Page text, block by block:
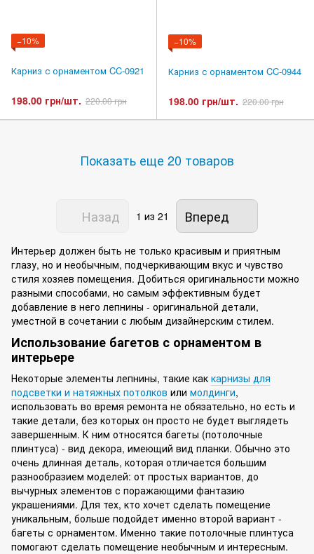
−10%
Карниз с орнаментом CC-0921
198.00 грн/шт. 220.00 грн
−10%
Карниз с орнаментом CC-0944
198.00 грн/шт. 220.00 грн
Показать еще 20 товаров
Назад 1 из 21 Вперед
Интерьер должен быть не только красивым и приятным
глазу, но и необычным, подчеркивающим вкус и чувство
стиля хозяев помещения. Добиться оригинальности можно
разными способами, но самым эффективным будет
добавление в него лепнины - оригинальной детали,
уместной в сочетании с любым дизайнерским стилем.
Использование багетов с орнаментом в
интерьере
Некоторые элементы лепнины, такие как карнизы для
подсветки и натяжных потолков или молдинги,
использовать во время ремонта не обязательно, но есть и
такие детали, без которых он просто не будет выглядеть
завершенным. К ним относятся багеты (потолочные
плинтуса) - вид декора, имеющий вид планки. Обычно это
очень длинная деталь, которая отличается большим
разнообразием моделей: от простых вариантов, до
вычурных элементов с поражающими фантазию
украшениями. Для тех, кто хочет сделать помещение
уникальным, больше подойдет именно второй вариант -
багеты с орнаментом. Именно такие потолочные плинтуса
помогают сделать помещение необычным и интересным.